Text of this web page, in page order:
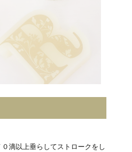
滴以上垂らしてストロークをし